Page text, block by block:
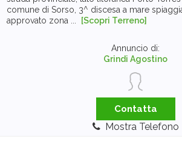
comune di Sorso, 3^ discesa a mare
approvato zona ...
[Scopri Terreno]
Annuncio di:
Grindi Agostino
Contatta
Mostra Telefono